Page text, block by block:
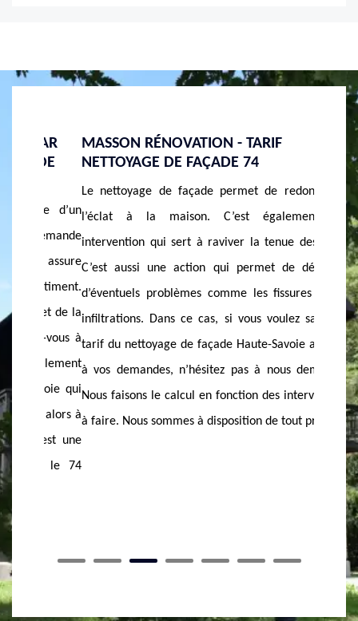
de la
qui
alors à
une
le 74
MASSON RÉNOVATION - TARIF
NETTOYAGE DE FAÇADE 74
Le nettoyage de façade permet de redonner de
l’éclat à la maison. C’est également une
intervention qui sert à raviver la tenue des murs.
C’est aussi une action qui permet de découvrir
d’éventuels problèmes comme les fissures ou les
infiltrations. Dans ce cas, si vous voulez savoir le
tarif du nettoyage de façade Haute-Savoie adéquat
à vos demandes, n’hésitez pas à nous demander.
Nous faisons le calcul en fonction des interventions
à faire. Nous sommes à disposition de tout projet.
dans
dans le